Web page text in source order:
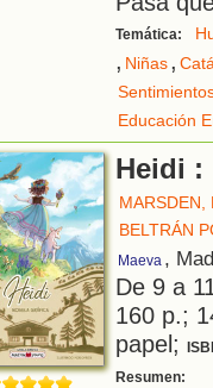
Temática:
, Niñas,
Educación
Heidi
MARSDEN,
BELTRÁN
Maeva ,
De 9 a
160 p.;
papel;
Resumen: